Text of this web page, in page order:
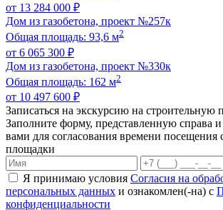
от 13 284 000 ₽
Дом из газобетона, проект №257к
Общая площадь: 93,6 м2
от 6 065 300 ₽
Дом из газобетона, проект №330к
Общая площадь: 162 м2
от 10 497 600 ₽
Записаться на экскурсию на строительную
Заполните форму, представленную справа
вами для согласования времени посещения
площадки
Я принимаю условия Согласия на
персональных данных и ознакомлен(-на) с
конфиденциальности